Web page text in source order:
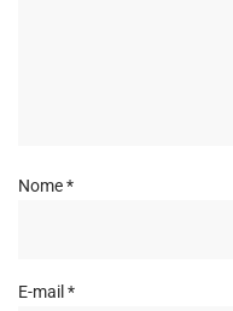
Nome*
E-mail *